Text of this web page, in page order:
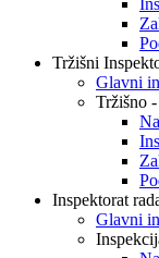
Tržišni
Glavni
Tržišno
Inspektorat
Glavni